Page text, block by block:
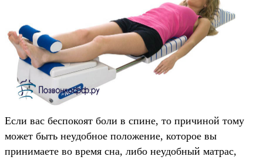
Если вас беспокоят боли в спине, то причиной тому
может быть неудобное положение, которое вы
принимаете во время сна, либо неудобный матрас,